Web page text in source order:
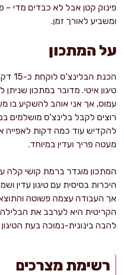
פינוק קטן אבל לא כבדים מדי
ומשביע לאורך זמן.
על המתכון
טיגון איטי. מדובר במתכון
עמוס, אך אני אוהב להשקיע בו
רוצים לקבל בלינצ'ס מושלמים
להקדיש עוד כמה דקות לאפייה
מעטה פריך ועדין במיוחד.
המתכון מוגדר ברמת קושי קלה
היכרות בסיסית עם טיגון עדין
אך העבודה עצמה פשוטה
הקריטית היא לערבב את
להבה בינונית-נמוכה בעת
רשימת מצרכים